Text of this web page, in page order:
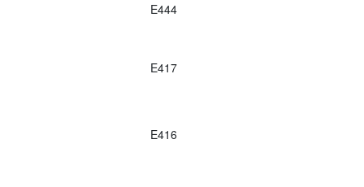
E444
E417
E416